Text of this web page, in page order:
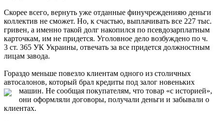
Скорее всего, вернуть уже отданные финучрежденияю деньги
коллектив не сможет. Но, к счастью, выплачивать все 227 тыс.
гривен, а именно такой долг накопился по псевдозарплатным
карточкам, им не придется. Уголовное дело возбуждено по ч.
3 ст. 365 УК Украины, отвечать за все придется должностным
лицам завода.
Гораздо меньше повезло клиентам одного из столичных
автосалонов, который брал кредиты под залог новеньких
машин. Не сообщая покупателям, что товар «с историей»,
они оформляли договоры, получали деньги и забывали о
клиентах.